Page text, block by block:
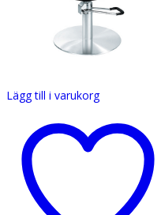
Lägg till i varukorg